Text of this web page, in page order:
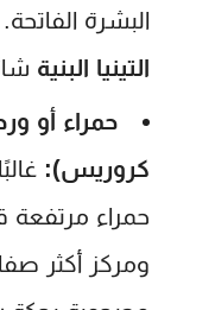
البشرة
التينيا البنية
حمراء أو
كروريس):
حمراء مرتفعة
ومركز أكثر